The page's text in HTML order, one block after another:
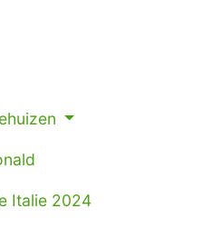
Italie 2024